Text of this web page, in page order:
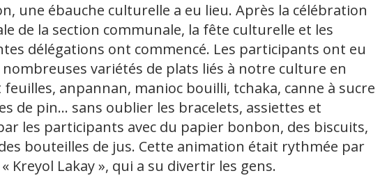
une ébauche culturelle a eu lieu. Après la célébration
de la section communale, la fête culturelle et les
délégations ont commencé. Les participants ont eu
variétés de plats liés à notre culture en
anpannan, manioc bouilli, tchaka, canne à sucre
de pin... sans oublier les bracelets, assiettes et
les participants avec du papier bonbon, des biscuits,
bouteilles de jus. Cette animation était rythmée par
Kreyol Lakay », qui a su divertir les gens.